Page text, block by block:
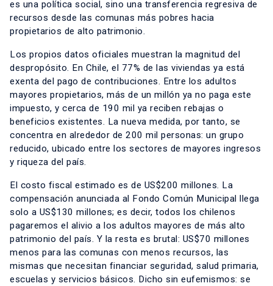
es una política social, sino una transferencia regresiva de
recursos desde las comunas más pobres hacia
propietarios de alto patrimonio.
Los propios datos oficiales muestran la magnitud del
despropósito. En Chile, el 77% de las viviendas ya está
exenta del pago de contribuciones. Entre los adultos
mayores propietarios, más de un millón ya no paga este
impuesto, y cerca de 190 mil ya reciben rebajas o
beneficios existentes. La nueva medida, por tanto, se
concentra en alrededor de 200 mil personas: un grupo
reducido, ubicado entre los sectores de mayores ingresos
y riqueza del país.
El costo fiscal estimado es de US$200 millones. La
compensación anunciada al Fondo Común Municipal llega
solo a US$130 millones; es decir, todos los chilenos
pagaremos el alivio a los adultos mayores de más alto
patrimonio del país. Y la resta es brutal: US$70 millones
menos para las comunas con menos recursos, las
mismas que necesitan financiar seguridad, salud primaria,
escuelas y servicios básicos. Dicho sin eufemismos: se